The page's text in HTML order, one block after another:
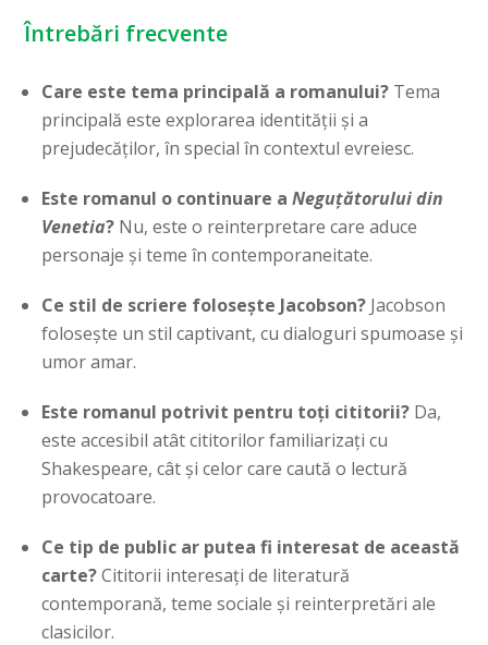
Întrebări frecvente
Care este tema principală a romanului? Tema
principală este explorarea identității și a
prejudecăților, în special în contextul evreiesc.
Este romanul o continuare aNeguțătorului din
Venetia? Nu, este o reinterpretare care aduce
personaje și teme în contemporaneitate.
Ce stil de scriere folosește Jacobson? Jacobson
folosește un stil captivant, cu dialoguri spumoase și
umor amar.
Este romanul potrivit pentru toți cititorii? Da,
este accesibil atât cititorilor familiarizați cu
Shakespeare, cât și celor care caută o lectură
provocatoare.
Ce tip de public ar putea fi interesat de această
carte?Cititorii interesați de literatură
contemporană, teme sociale și reinterpretări ale
clasicilor.